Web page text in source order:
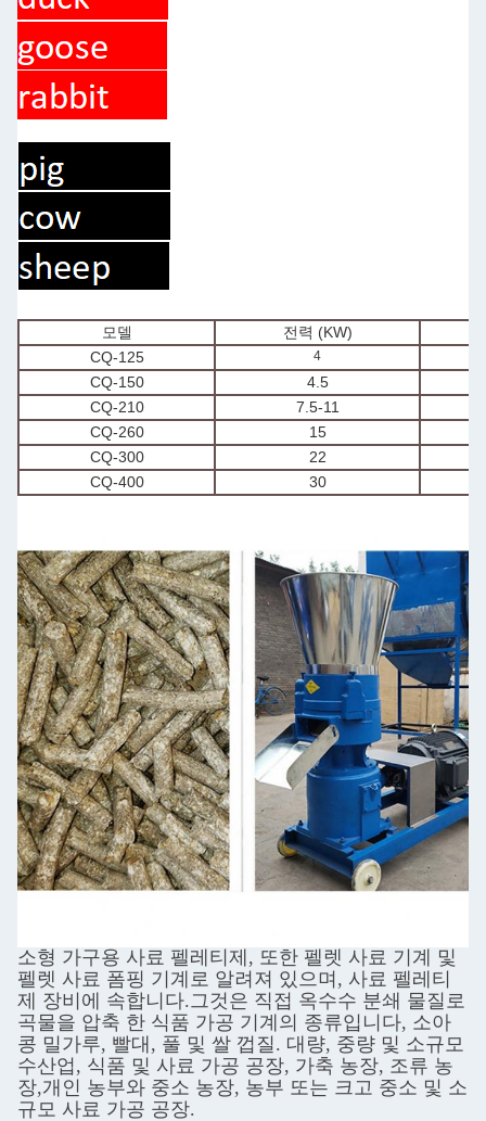
모델 전력 (KW)
CQ-125
4
CQ-150
4.5
CQ-210
7.5-11
CQ-260
15
CQ-300
22
CQ-400
30
소형 가구용 사료 펠레티제, 또한 펠렛 사료 기계 및
펠렛 사료 폼핑 기계로 알려져 있으며, 사료 펠레티
제 장비에 속합니다.그것은 직접 옥수수 분쇄 물질로
곡물을 압축 한 식품 가공 기계의 종류입니다, 소아
콩 밀가루, 빨대, 풀 및 쌀 껍질. 대량, 중량 및 소규모
수산업, 식품 및 사료 가공 공장, 가축 농장, 조류 농
장,개인 농부와 중소 농장, 농부 또는 크고 중소 및 소
규모 사료 가공 공장.